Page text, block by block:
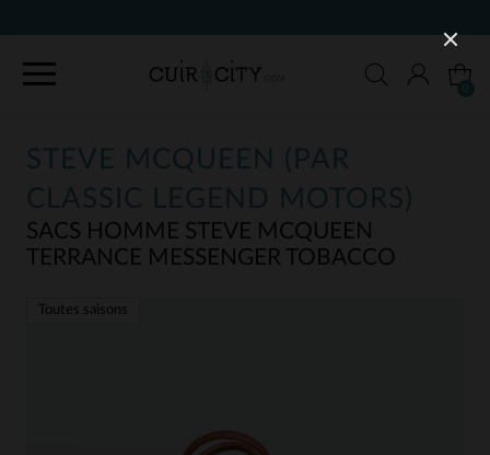
STEVE MCQUEEN (PAR
CLASSIC LEGEND MOTORS)
SACS HOMME STEVE MCQUEEN
TERRANCE MESSENGER TOBACCO
Toutes saisons